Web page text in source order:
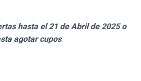
hasta el 21 de Abril de 2025 o
agotar cupos.